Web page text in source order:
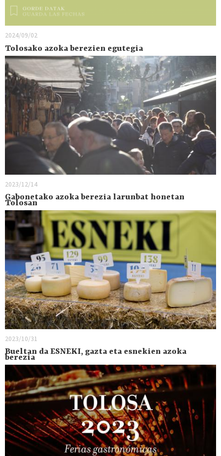
2024/09/02
Tolosako azoka berezien egutegia
2023/12/14
Gabonetako azoka berezia larunbat honetan
Tolosan
2023/10/31
Bueltan da ESNEKI, gazta eta esnekien azoka
berezia